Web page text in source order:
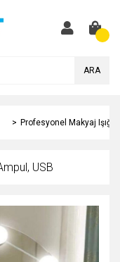
ARA
Profesyonel Makyaj Işığı
USB